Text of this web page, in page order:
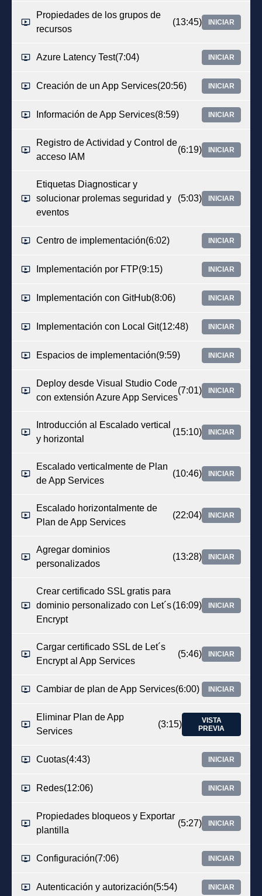
Propiedades de los grupos de
recursos
(13:45) INICIAR
Azure Latency Test(7:04) INICIAR
Creación de un App Services(20:56) INICIAR
Información de App Services(8:59) INICIAR
Registro de Actividad y Control de
acceso IAM
(6:19) INICIAR
Etiquetas Diagnosticar y
solucionar prolemas seguridad y
eventos
(5:03) INICIAR
Centro de implementación(6:02) INICIAR
Implementación por FTP(9:15) INICIAR
Implementación con GitHub(8:06) INICIAR
Implementación con Local Git(12:48) INICIAR
Espacios de implementación(9:59) INICIAR
Deploy desde Visual Studio Code
con extensión Azure App Services
(7:01) INICIAR
Introducción al Escalado vertical
y horizontal
(15:10) INICIAR
Escalado verticalmente de Plan
de App Services
(10:46) INICIAR
Escalado horizontalmente de
Plan de App Services
(22:04) INICIAR
Agregar dominios
personalizados
(13:28) INICIAR
Crear certificado SSL gratis para
dominio personalizado con Let´s
Encrypt
(16:09) INICIAR
Cargar certificado SSL de Let´s
Encrypt al App Services
(5:46) INICIAR
Cambiar de plan de App Services(6:00) INICIAR
Eliminar Plan de App
Services
(3:15)
VISTA
PREVIA
Cuotas(4:43) INICIAR
Redes(12:06) INICIAR
Propiedades bloqueos y Exportar
plantilla
(5:27) INICIAR
Configuración(7:06) INICIAR
Autenticación y autorización(5:54) INICIAR